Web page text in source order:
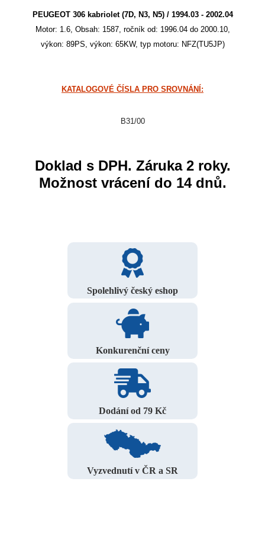
PEUGEOT 306 kabriolet (7D, N3, N5) / 1994.03 - 2002.04
Motor: 1.6, Obsah: 1587, ročník od: 1996.04 do 2000.10,
výkon: 89PS, výkon: 65KW, typ motoru: NFZ(TU5JP)
KATALOGOVÉ ČÍSLA PRO SROVNÁNÍ:
B31/00
Doklad s DPH. Záruka 2 roky.
Možnost vrácení do 14 dnů.
Spolehlivý český eshop
Konkurenční ceny
Dodání od 79 Kč
Vyzvednutí v ČR a SR